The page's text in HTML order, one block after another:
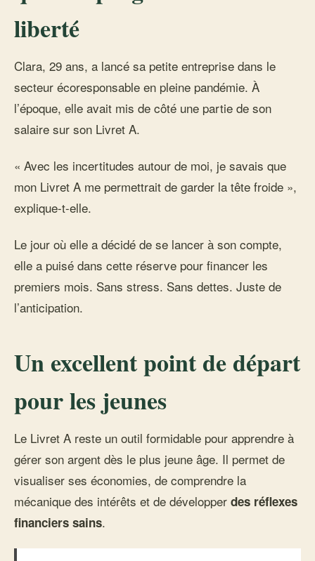
liberté
Clara, 29 ans, a lancé sa petite entreprise dans le
secteur écoresponsable en pleine pandémie. À
l’époque, elle avait mis de côté une partie de son
salaire sur son Livret A.
« Avec les incertitudes autour de moi, je savais que
mon Livret A me permettrait de garder la tête froide »,
explique-t-elle.
Le jour où elle a décidé de se lancer à son compte,
elle a puisé dans cette réserve pour financer les
premiers mois. Sans stress. Sans dettes. Juste de
l’anticipation.
Un excellent point de départ
pour les jeunes
Le Livret A reste un outil formidable pour apprendre à
gérer son argent dès le plus jeune âge. Il permet de
visualiser ses économies, de comprendre la
mécanique des intérêts et de développer des réflexes
financiers sains.